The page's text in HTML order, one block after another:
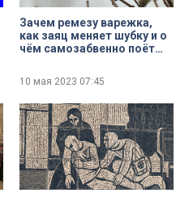
Зачем ремезу варежка,
как заяц меняет шубку и о
чём самозабвенно поёт
новости от Павла
Глазкова
10 мая 2023 07:45